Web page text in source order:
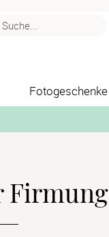
Suche...
Fotogeschenke
Firmung